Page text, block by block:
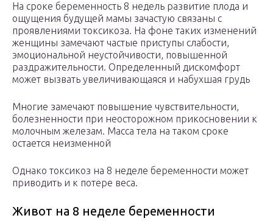
На сроке беременность 8 недель развитие плода и
ощущения будущей мамы зачастую связаны с
проявлениями токсикоза. На фоне таких изменений
женщины замечают частые приступы слабости,
эмоциональной неустойчивости, повышенной
раздражительности. Определенный дискомфорт
может вызвать увеличивающаяся и набухшая грудь
Многие замечают повышение чувствительности,
болезненности при неосторожном прикосновении к
молочным железам. Масса тела на таком сроке
остается неизменной
Однако токсикоз на 8 неделе беременности может
приводить и к потере веса.
Живот на 8 неделе беременности